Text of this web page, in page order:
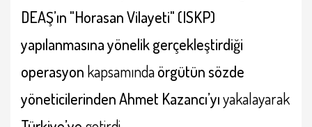
DEAŞ’ın "Horasan Vilayeti" (ISKP)
yapılanmasınayönelik gerçekleştirdiği
operasyon kapsamındaörgütün sözde
yöneticilerinden Ahmet Kazancı’yıyakalayarak